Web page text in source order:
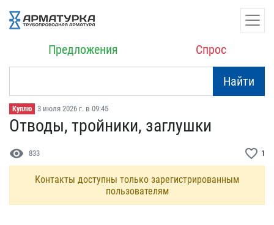
Предложения Спрос
Найти
Куплю 3 июля 2026 г. в 09:45
Отводы, тройники, заглуш​ки
visibility 833 favorite_border 1
Контакты доступны только зарегистрированным
пользователям